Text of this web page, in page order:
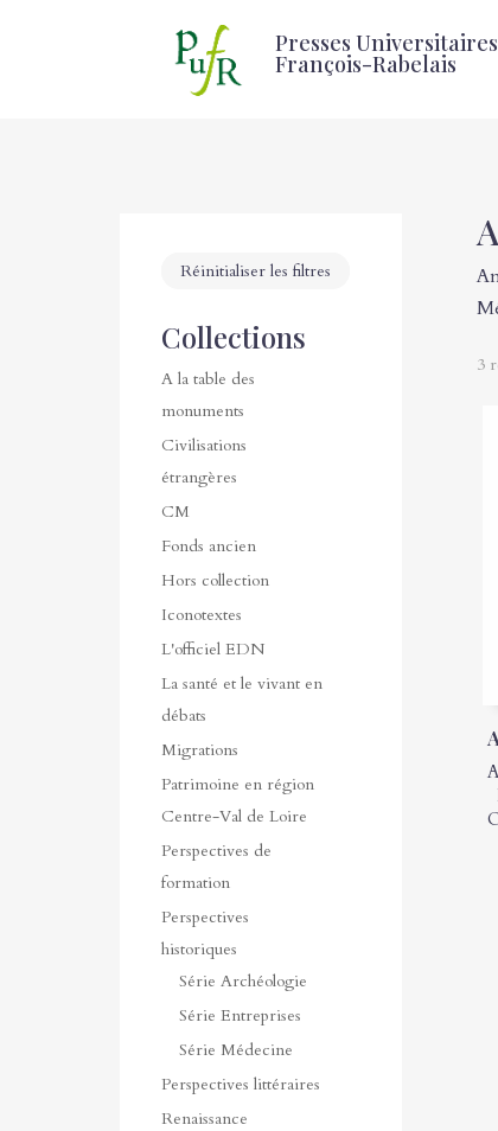
Presses Universitaires
François-Rabelais
Réinitialiser les filtres
Collections
A la table des
monuments
Civilisations
étrangères
CM
Fonds ancien
Hors collection
Iconotextes
L'officiel EDN
La santé et le vivant en
débats
Migrations
Patrimoine en région
Centre-Val de Loire
Perspectives de
formation
Perspectives
historiques
Série Archéologie
Série Entreprises
Série Médecine
Perspectives littéraires
Renaissance
3